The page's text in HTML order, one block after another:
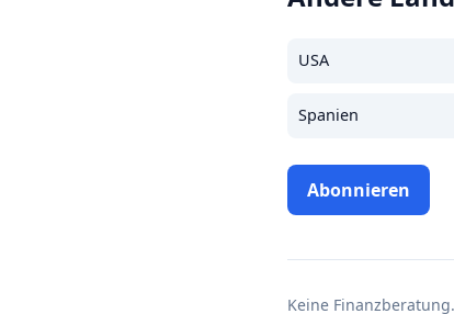
USA
Spanien
Abonnieren
Keine